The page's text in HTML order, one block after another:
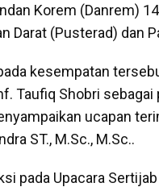
Korem (Danrem)
Darat (Pusterad) dan
kesempatan
Taufiq Shobri
ucapan
ST., M.Sc., M.Sc..
pada Upacara